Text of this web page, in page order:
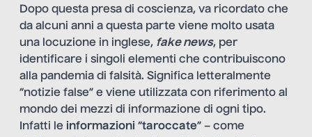
Dopo questa presa di coscienza, va ricordato che
da alcuni anni a questa parte viene molto usata
una locuzione in inglese, fake news, per
identificare i singoli elementi che contribuiscono
alla pandemia di falsità. Significa letteralmente
“notizie false” e viene utilizzata con riferimento al
mondo dei mezzi di informazione di ogni tipo.
Infatti le informazioni “taroccate” – come